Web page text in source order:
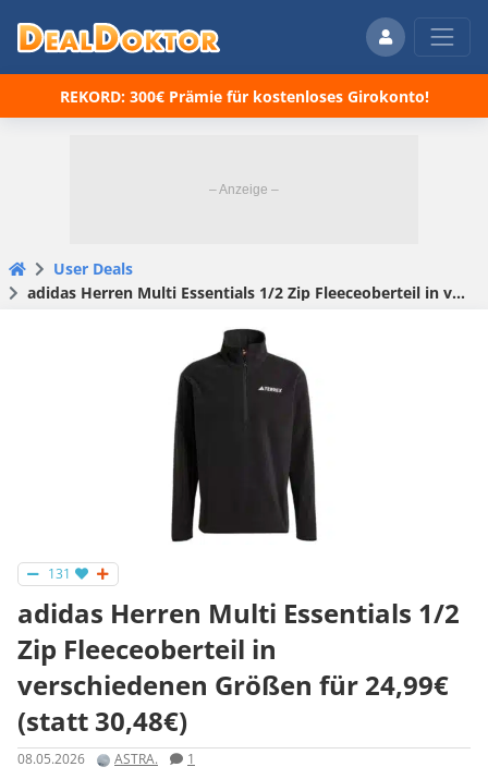
REKORD: 300€ Prämie für kostenloses Girokonto!
User Deals
adidas Herren Multi Essentials 1/2 Zip Fleeceoberteil in verschiedenen Größen für 24,99€(statt 30,48€)
131
adidas Herren Multi Essentials 1/2
Zip Fleeceoberteil in
verschiedenen Größen für 24,99€
(statt 30,48€)
08.05.2026 ASTRA. 1